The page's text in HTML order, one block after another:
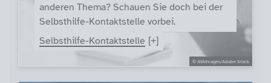
© AYAimages/Adobe Stock
anderen Thema? Schauen Sie doch bei der
Selbsthilfe-Kontaktstelle vorbei.
Selbsthilfe-Kontaktstelle